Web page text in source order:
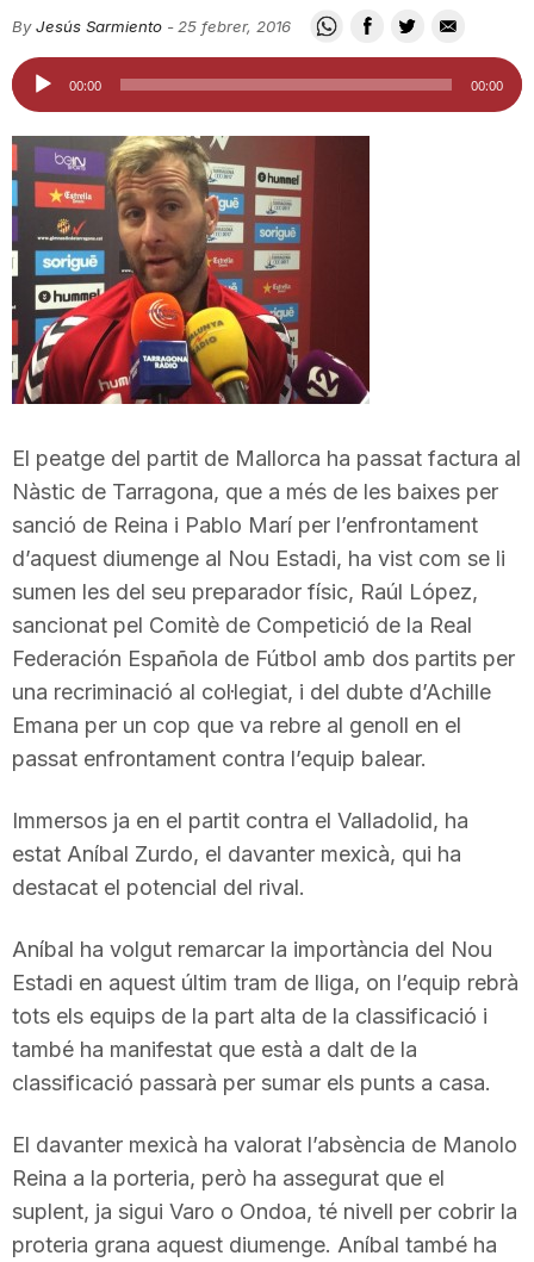
i
t
a
t
d
e
T
a
a
g
o
n
a
By Jesús Sarmiento - 25 febrer, 2016
Reproductor
d'àudio
00:00 00:00
El peatge del partit de Mallorca ha passat factura al
Nàstic de Tarragona, que a més de les baixes per
sanció de Reina i Pablo Marí per l’enfrontament
d’aquest diumenge al Nou Estadi, ha vist com se li
sumen les del seu preparador físic, Raúl López,
sancionat pel Comitè de Competició de la Real
Federación Española de Fútbol amb dos partits per
una recriminació al col·legiat, i del dubte d’Achille
Emana per un cop que va rebre al genoll en el
passat enfrontament contra l’equip balear.
Immersos ja en el partit contra el Valladolid, ha
estat Aníbal Zurdo, el davanter mexicà, qui ha
destacat el potencial del rival.
Aníbal ha volgut remarcar la importància del Nou
Estadi en aquest últim tram de lliga, on l’equip rebrà
tots els equips de la part alta de la classificació i
també ha manifestat que està a dalt de la
classificació passarà per sumar els punts a casa.
El davanter mexicà ha valorat l’absència de Manolo
Reina a la porteria, però ha assegurat que el
suplent, ja sigui Varo o Ondoa, té nivell per cobrir la
proteria grana aquest diumenge. Aníbal també ha